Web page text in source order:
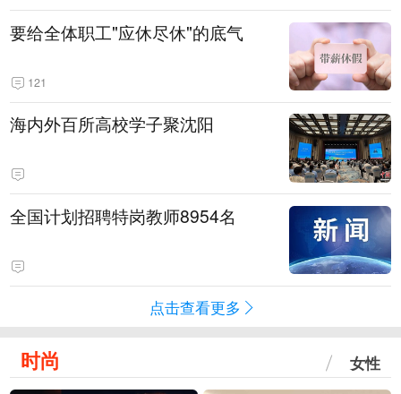
要给全体职工"应休尽休"的底气
121
海内外百所高校学子聚沈阳
全国计划招聘特岗教师8954名
点击查看更多
时尚 女性